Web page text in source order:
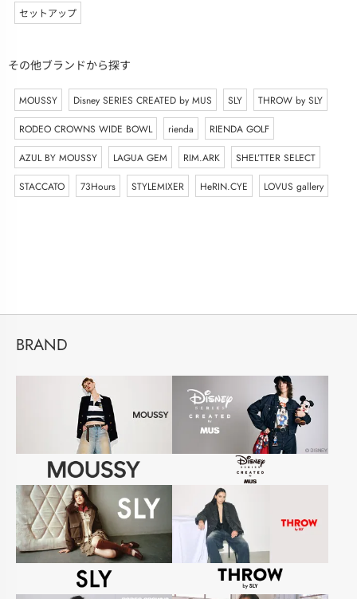
セットアップ
その他ブランドから探す
MOUSSY Disney SERIES CREATED by MUS SLY
THROW by SLY
RODEO CROWNS WIDE BOWL
rienda
RIENDA GOLF
AZUL BY MOUSSY
LAGUA GEM RIM.ARK
SHEL’TTER SELECT
STACCATO
73Hours STYLEMIXER HeRIN.CYE LOVUS gallery
BRAND